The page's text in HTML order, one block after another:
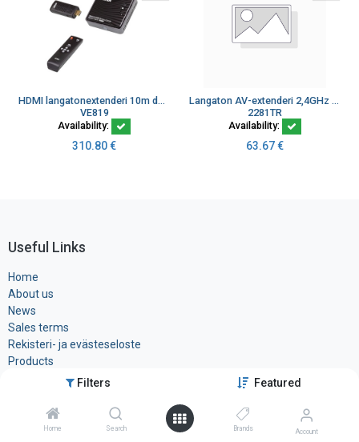
Filters Featured
Home Search Brands Account
HDMI langatonextenderi 10m dongl 1080p <1ms latenssi
VE819
Availability:
310.80€
Langaton AV-extenderi 2,4GHz taa RF-modulaattori
2281TR
Availability:
63.67€
Useful Links
Home
About us
News
Sales terms
Rekisteri- ja ​evästeseloste
Products